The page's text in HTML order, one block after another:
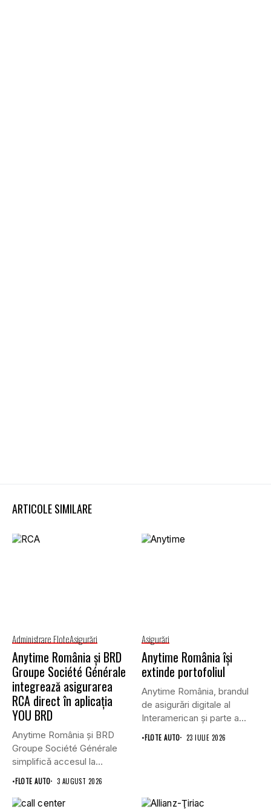
ARTICOLE SIMILARE
Administrare FloteAsigurări
Anytime România și BRD
Groupe Société Générale
integrează asigurarea
RCA direct în aplicația
YOU BRD
Anytime România și BRD
Groupe Société Générale
simplifică accesul la
asigurările auto...
•FLOTE AUTO 3 AUGUST 2026
Asigurări
Anytime România își
extinde portofoliul
Anytime România, brandul
de asigurări digitale al
Interamerican și parte a
Grupului...
•FLOTE AUTO 23 IULIE 2026